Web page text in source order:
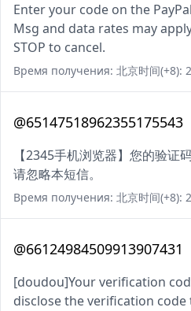
Enter your code on the
Msg and data rates may
STOP to cancel.
Время получения: 北京时间(+8):
@65147518962355175543
【2345手机浏览器】您的验证
请忽略本短信。
Время получения: 北京时间(+8):
@66124984509913907431
[doudou]Your verification
disclose the verification code